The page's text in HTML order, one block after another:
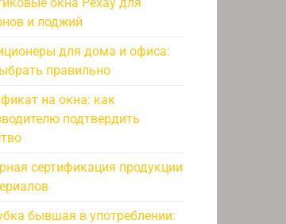
и лоджий
для дома и офиса:
правильно
на окна: как
подтвердить
сертификация продукции
бывшая в употреблении: